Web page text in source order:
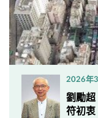
2026年
劉勵超
符初衷